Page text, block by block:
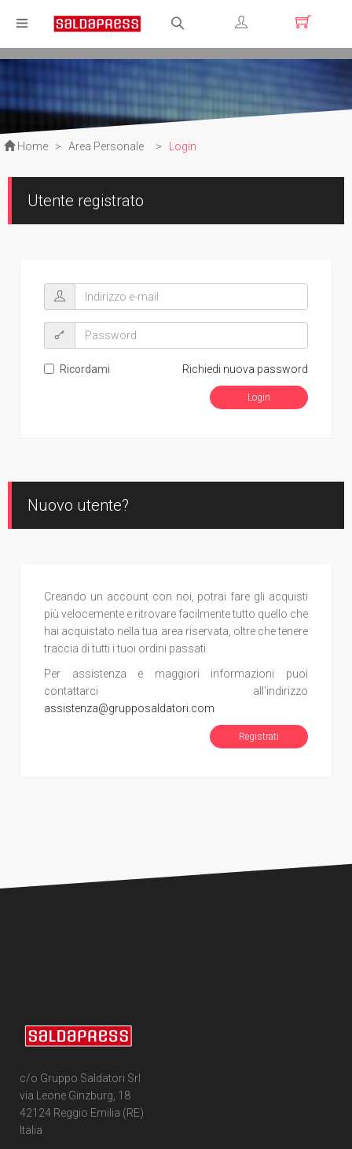
Registrati
Home > Area Personale > Login
Utente registrato
Richiedi nuova password
Ricordami
Nuovo utente?
Creando un account con noi, potrai fare gli acquisti
più velocemente e ritrovare facilmente tutto quello che
hai acquistato nella tua area riservata, oltre che tenere
traccia di tutti i tuoi ordini passati.
Per assistenza e maggiori informazioni puoi
contattarci all'indirizzo
assistenza@grupposaldatori.com
Registrati
c/o Gruppo Saldatori Srl
via Leone Ginzburg, 18
42124 Reggio Emilia (RE)
Italia